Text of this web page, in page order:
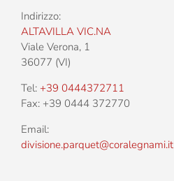
Indirizzo:
ALTAVILLA VIC.NA
Viale Verona, 1
36077 (VI)
Tel: +39 0444372711
Fax: +39 0444 372770
Email:
divisione.parquet@coralegnami.it